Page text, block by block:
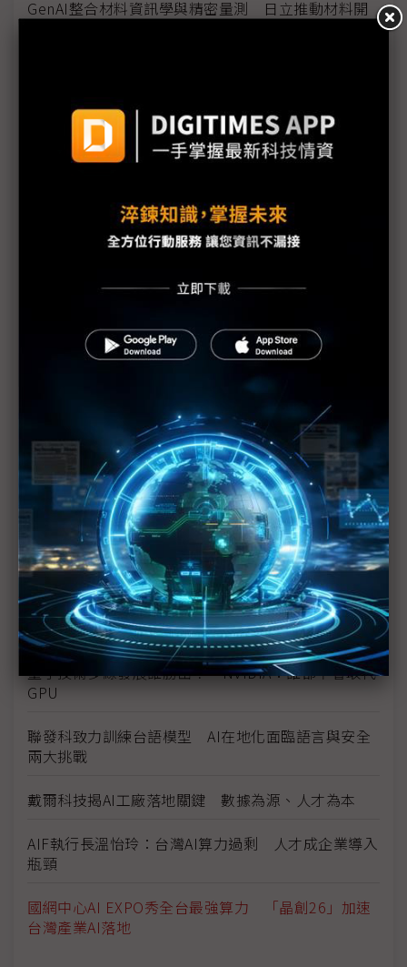
GenAI整合材料資訊學與精密量測 日立推動材料開
企業求產能、員工已滿載 微軟：AI Agent成解套關
大數據AI EXPO首秀 推全新AI Workshop企業解決
AI代理顛覆企業架構 IBM：前台系統將退居幕後
缺工壓力催化AI Agent應用 91APP將推AI代理平台
AI EXPO首辦量子論壇 NVIDIA、Google同台預測
「Q-Day」
擷發AI EXPO首秀車用新進展 DMS、電子後照鏡雙
企業AI與產業AI雙軸成長 宜鼎系統性應用攻企業數
位轉型
台灣成全球AI核心軍火庫 5大產業10兆產值達標
量子技術多線發展誰勝出？ NVIDIA：誰都不會取代
GPU
聯發科致力訓練台語模型 AI在地化面臨語言與安全
兩大挑戰
戴爾科技揭AI工廠落地關鍵 數據為源、人才為本
AIF執行長溫怡玲：台灣AI算力過剩 人才成企業導入
瓶頸
國網中心AI EXPO秀全台最強算力 「晶創26」加速
台灣產業AI落地